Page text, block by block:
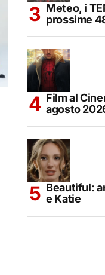
Meteo, i
prossime
Film al
agosto
Beautiful:
e Katie